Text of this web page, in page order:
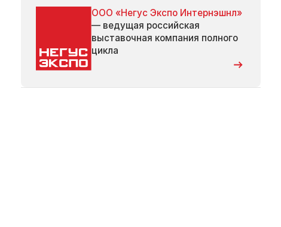
ООО «Негус Экспо Интернэшнл»
— ведущая российская
выставочная компания полного
цикла